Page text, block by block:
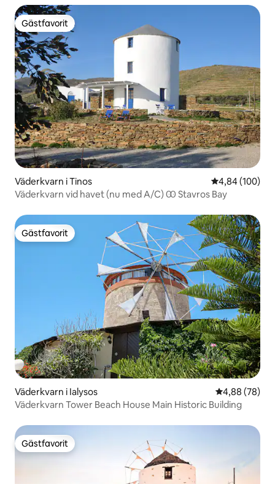
Gästfavorit
Gästfavorit
Väderkvarn i Tinos 4,84 av 5 i
4,84 (100)
Väderkvarn vid havet (nu med A/C) Ꙭ Stavros Bay
Gästfavorit
Gästfavorit
Väderkvarn i Ialysos 4,88 av 5 i
4,88 (78)
Väderkvarn Tower Beach House Main Historic Building
Gästfavorit
Gästfavorit